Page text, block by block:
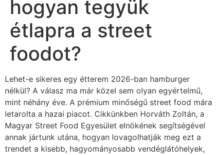
hogyan tegyük
étlapra a street
foodot?
Lehet-e sikeres egy étterem 2026-ban hamburger
nélkül? A válasz ma már közel sem olyan egyértelmű,
mint néhány éve. A prémium minőségű street food mára
letarolta a hazai piacot. Cikkünkben Horváth Zoltán, a
Magyar Street Food Egyesület elnökének segítségével
annak jártunk utána, hogyan lovagolhatják meg ezt a
trendet a kisebb, hagyományosabb vendéglátóhelyek,